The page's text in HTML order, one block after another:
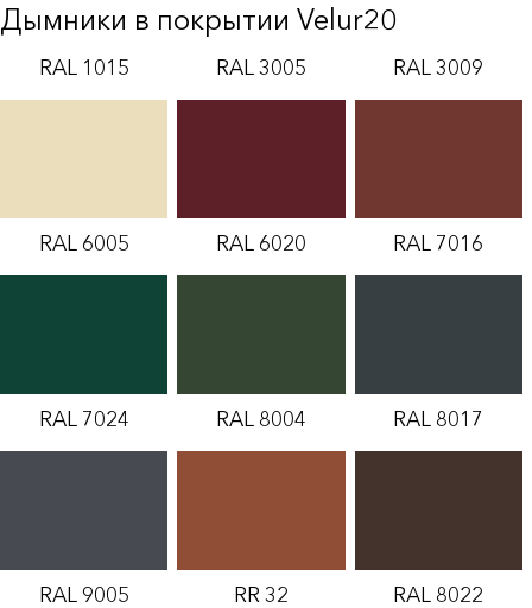
Дымники в покрытии Velur20
RAL 1015 RAL 3005 RAL 3009
RAL 6005 RAL 6020 RAL 7016
RAL 7024 RAL 8004 RAL 8017
RAL 9005 RR 32 RAL 8022